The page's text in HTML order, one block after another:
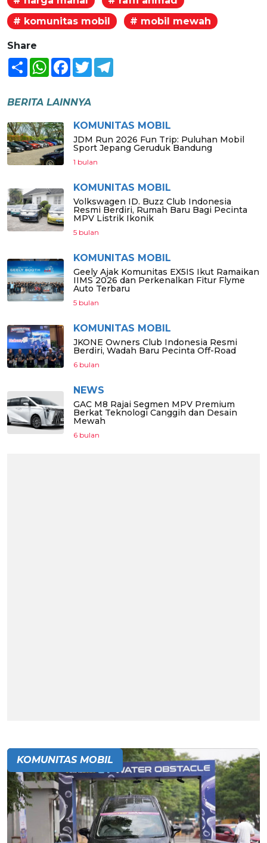
# komunitas mobil
# mobil mewah
Share
Share WhatsAppFacebook
Twitter
BERITA LAINNYA
KOMUNITAS MOBIL
JDM Run 2026 Fun Trip: Puluhan Mobil
Sport Jepang Geruduk Bandung
1 bulan
KOMUNITAS MOBIL
Volkswagen ID. Buzz Club Indonesia
Resmi Berdiri, Rumah Baru Bagi Pecinta
MPV Listrik Ikonik
5 bulan
KOMUNITAS MOBIL
Geely Ajak Komunitas EX5IS Ikut Ramaikan
IIMS 2026 dan Perkenalkan Fitur Flyme
Auto Terbaru
5 bulan
KOMUNITAS MOBIL
JKONE Owners Club Indonesia Resmi
Berdiri, Wadah Baru Pecinta Off-Road
6 bulan
NEWS
GAC M8 Rajai Segmen MPV Premium
Berkat Teknologi Canggih dan Desain
Mewah
6 bulan
KOMUNITAS MOBIL